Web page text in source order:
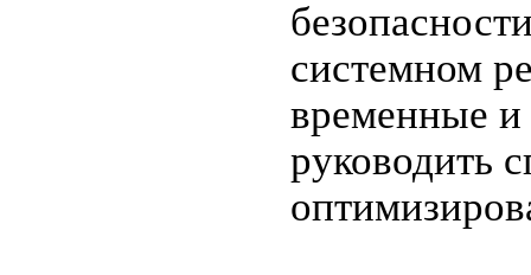
системном
временные
руководить